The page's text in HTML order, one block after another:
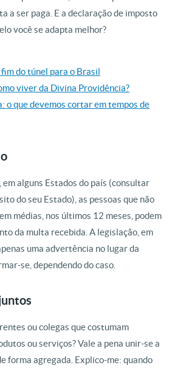
a ser paga. E a declaração de imposto
você se adapta melhor?
fim do túnel para o Brasil
viver da Divina Providência?
o que devemos cortar em tempos de
em alguns Estados do país (consultar
do seu Estado), as pessoas que não
médias, nos últimos 12 meses, podem
da multa recebida. A legislação, em
uma advertência no lugar da
se, dependendo do caso.
ou colegas que costumam
ou serviços? Vale a pena unir-se a
forma agregada. Explico-me: quando